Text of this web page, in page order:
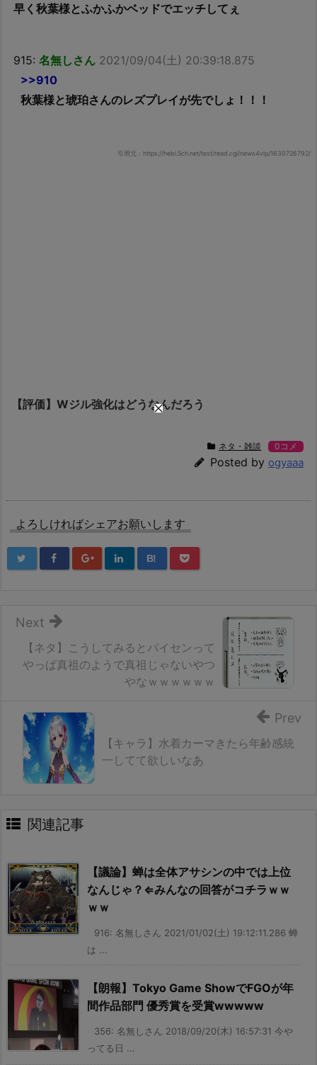
早く秋葉様とふかふかベッドでエッチしてぇ
915: 名無しさん 2021/09/04(土) 20:39:18.875
>>910
秋葉様と琥珀さんのレズプレイが先でしょ！！！
引用元：https://hebi.5ch.net/test/read.cgi/news4vip/1630726792/
【評価】Wジル強化はどうなんだろう
ネタ・雑談 0コメ
Posted by ogyaaa
よろしければシェアお願いします
B!
【ネタ】こうしてみるとパイセンって
やっぱ真祖のようで真祖じゃないやつ
やなｗｗｗｗｗｗ
Next
【キャラ】水着カーマきたら年齢感統
一してて欲しいなあ
Prev
関連記事
【議論】蝉は全体アサシンの中では上位
なんじゃ？⇐みんなの回答がコチラｗｗ
ｗｗ
916: 名無しさん 2021/01/02(土) 19:12:11.286 蝉
は ...
【朗報】Tokyo Game ShowでFGOが年
間作品部門 優秀賞を受賞wwwww
356: 名無しさん 2018/09/20(木) 16:57:31 今や
ってる日 ...